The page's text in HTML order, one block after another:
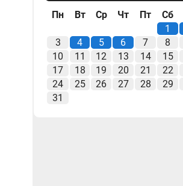
Пн Вт Ср Чт Пт
Сб
1
3
4 5 6 7
8
10
11 12 13 14
15
17
18 19 20 21
22
24
25 26 27 28
29
31